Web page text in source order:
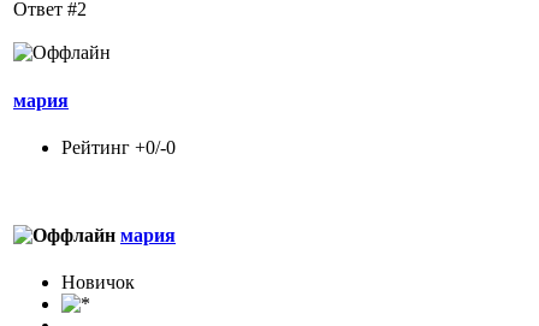
Ответ #2
мария
Рейтинг +0/-0
мария
Новичок